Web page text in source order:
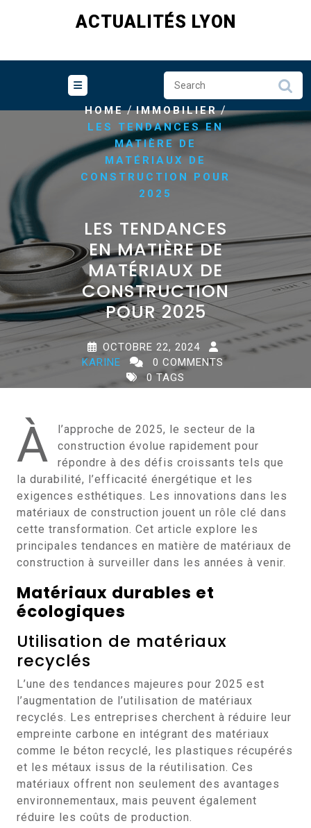
ACTUALITÉS LYON
HOME/IMMOBILIER/
LES TENDANCES EN
MATIÈRE DE
MATÉRIAUX DE
CONSTRUCTION POUR
2025
LES TENDANCES
EN MATIÈRE DE
MATÉRIAUX DE
CONSTRUCTION
POUR 2025
OCTOBRE 22, 2024
KARINE
0 COMMENTS
0 TAGS
À
l’approche de 2025, le secteur de la
construction évolue rapidement pour
répondre à des défis croissants tels que
la durabilité, l’efficacité énergétique et les
exigences esthétiques. Les innovations dans les
matériaux de construction jouent un rôle clé dans
cette transformation. Cet article explore les
principales tendances en matière de matériaux de
construction à surveiller dans les années à venir.
Matériaux durables et
écologiques
Utilisation de matériaux
recyclés
L’une des tendances majeures pour 2025 est
l’augmentation de l’utilisation de matériaux
recyclés. Les entreprises cherchent à réduire leur
empreinte carbone en intégrant des matériaux
comme le béton recyclé, les plastiques récupérés
et les métaux issus de la réutilisation. Ces
matériaux offrent non seulement des avantages
environnementaux, mais peuvent également
réduire les coûts de production.